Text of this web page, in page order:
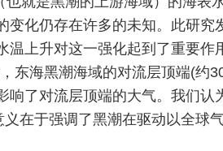
化仍存在许多的未知。此研
上升对这一强化起到了重要
东海黑潮海域的对流层顶端(约
了对流层顶端的大气。我们
在于强调了黑潮在驱动以全球